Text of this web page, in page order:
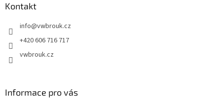
Kontakt
info@vwbrouk.cz
+420 606 716 717
vwbrouk.cz
Informace pro vás